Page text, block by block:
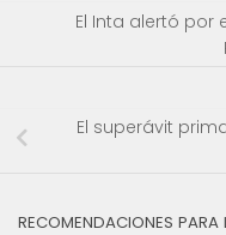
El Inta alertó por
El superávit
RECOMENDACIONES